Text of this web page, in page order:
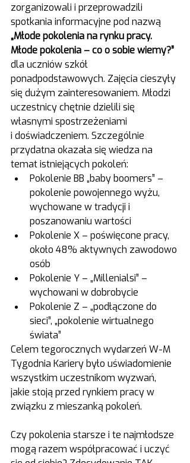
zorganizowali i przeprowadzili
spotkania informacyjne pod nazwą
„Młode pokolenia na rynku pracy.
Młode pokolenia – co o sobie wiemy?”
dla uczniów szkół
ponadpodstawowych. Zajęcia cieszyły
się dużym zainteresowaniem. Młodzi
uczestnicy chętnie dzielili się
własnymi spostrzeżeniami
i doświadczeniem. Szczególnie
przydatna okazała się wiedza na
temat istniejących pokoleń:
Pokolenie BB „baby boomers” –
pokolenie powojennego wyżu,
wychowane w tradycji i
poszanowaniu wartości
Pokolenie X – poświęcone pracy,
około 48% aktywnych zawodowo
osób
Pokolenie Y – „Millenialsi” –
wychowani w dobrobycie
Pokolenie Z – „podłączone do
sieci”, „pokolenie wirtualnego
świata”
Celem tegorocznych wydarzeń W-M
Tygodnia Kariery było uświadomienie
wszystkim uczestnikom wyzwań,
jakie stoją przed rynkiem pracy w
związku z mieszanką pokoleń.
Czy pokolenia starsze i te najmłodsze
mogą razem współpracować i uczyć